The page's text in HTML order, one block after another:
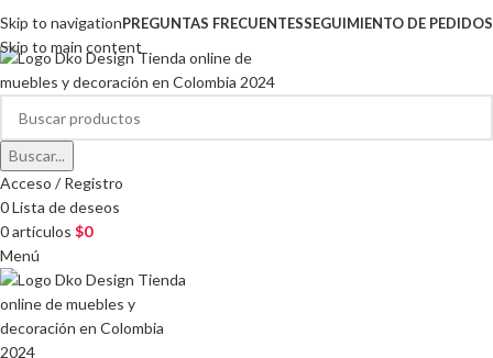
Skip to navigation
Skip to main content
PREGUNTAS FRECUENTESSEGUIMIENTO DE PEDIDOS
Buscar...
Acceso / Registro
0Lista de deseos
0artículos $0
Menú